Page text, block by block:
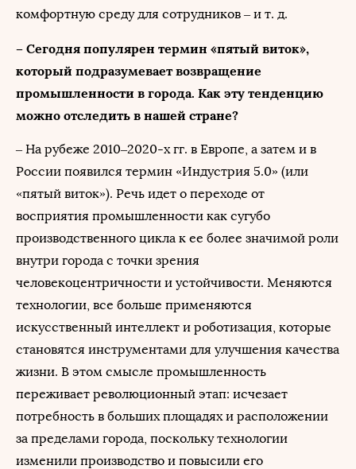
комфортную среду для сотрудников – и т. д.
– Сегодня популярен термин «пятый виток»,
который подразумевает возвращение
промышленности в города. Как эту тенденцию
можно отследить в нашей стране?
– На рубеже 2010–2020-х гг. в Европе, а затем и в
России появился термин «Индустрия 5.0» (или
«пятый виток»). Речь идет о переходе от
восприятия промышленности как сугубо
производственного цикла к ее более значимой роли
внутри города с точки зрения
человекоцентричности и устойчивости. Меняются
технологии, все больше применяются
искусственный интеллект и роботизация, которые
становятся инструментами для улучшения качества
жизни. В этом смысле промышленность
переживает революционный этап: исчезает
потребность в больших площадях и расположении
за пределами города, поскольку технологии
изменили производство и повысили его